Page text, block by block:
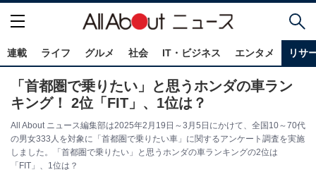
連載 ライフ グルメ 社会 IT・ビジネス エンタメ リサ
「首都圏で乗りたい」と思うホンダの車ラン
キング！ 2位「FIT」、1位は？
All About ニュース編集部は2025年2月19日～3月5日にかけて、全国10～70代
の男女333人を対象に「首都圏で乗りたい車」に関するアンケート調査を実施
しました。「首都圏で乗りたい」と思うホンダの車ランキングの2位は
「FIT」、1位は？